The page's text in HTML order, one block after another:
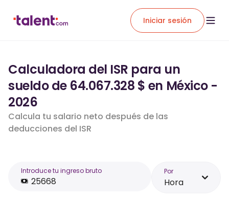
Iniciar sesión
Calculadora del ISR para un
sueldo de 64.067.328 $ en México -
2026
Calcula tu salario neto después de las
deducciones del ISR
Introduce tu ingreso bruto Por
Hora